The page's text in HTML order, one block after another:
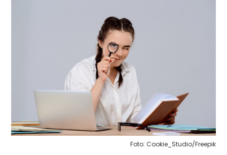
Foto: Cookie_Studio/Freepik